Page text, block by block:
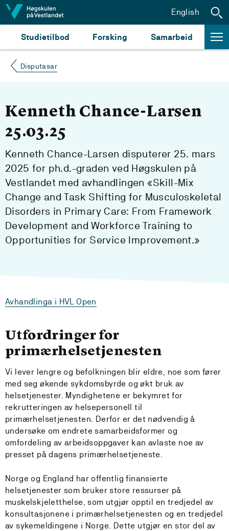
Hopp til innhald
Studietilbod Forsking Samarbeid
English
Disputasar
Kenneth Chance-Larsen
25.03.25
Kenneth Chance-Larsen disputerer 25. mars
2025 for ph.d.-graden ved Høgskulen på
Vestlandet med avhandlingen «Skill-Mix
Change and Task Shifting for Musculoskeletal
Disorders in Primary Care: From Framework
Development and Workforce Training to
Opportunities for Service Improvement.»
Avhandlinga i HVL Open
Utfordringer for
primærhelsetjenesten
Vi lever lengre og befolkningen blir eldre, noe som fører
med seg økende sykdomsbyrde og økt bruk av
helsetjenester. Myndighetene er bekymret for
rekrutteringen av helsepersonell til
primærhelsetjenesten. Derfor er det nødvendig å
undersøke om endrete samarbeidsformer og
omfordeling av arbeidsoppgaver kan avlaste noe av
presset på dagens primærhelsetjeneste.
Norge og England har offentlig finansierte
helsetjenester som bruker store ressurser på
muskelskjeletthelse, som utgjør opptil en tredjedel av
konsultasjonene i primærhelsetjenesten og en tredjedel
av sykemeldingene i Norge. Dette utgjør en stor del av